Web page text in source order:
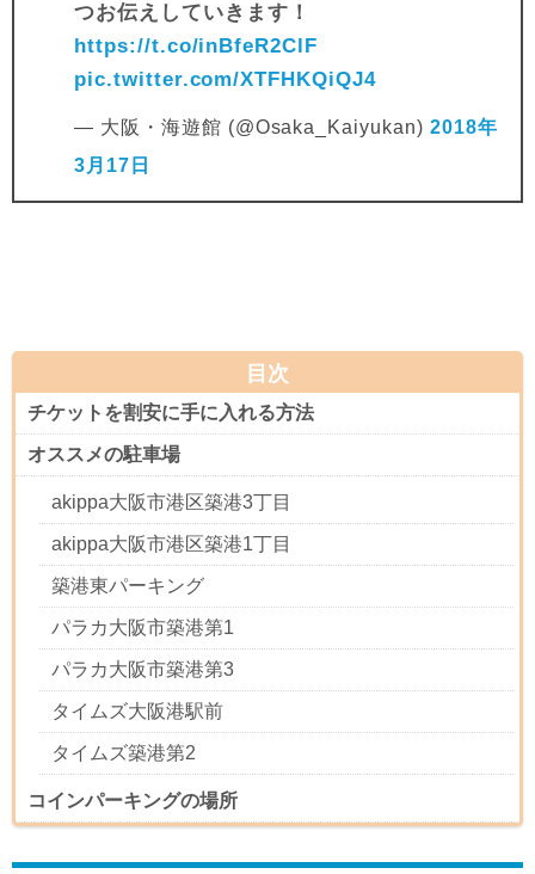
つお伝えしていきます！
https://t.co/inBfeR2ClF
pic.twitter.com/XTFHKQiQJ4
— 大阪・海遊館 (@Osaka_Kaiyukan) 2018年
3月17日
目次
チケットを割安に手に入れる方法
オススメの駐車場
akippa大阪市港区築港3丁目
akippa大阪市港区築港1丁目
築港東パーキング
パラカ大阪市築港第1
パラカ大阪市築港第3
タイムズ大阪港駅前
タイムズ築港第2
コインパーキングの場所